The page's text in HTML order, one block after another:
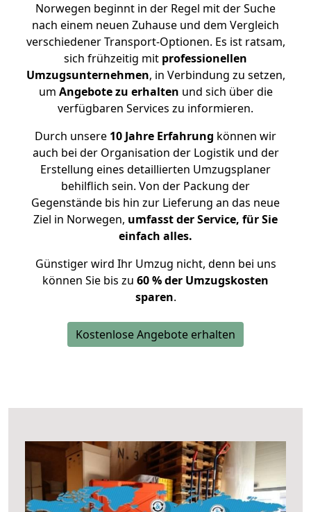
Norwegen beginnt in der Regel mit der Suche
nach einem neuen Zuhause und dem Vergleich
verschiedener Transport-Optionen. Es ist ratsam,
sich frühzeitig mit professionellen
Umzugsunternehmen, in Verbindung zu setzen,
um Angebote zu erhalten und sich über die
verfügbaren Services zu informieren.
Durch unsere 10 Jahre Erfahrung können wir
auch bei der Organisation der Logistik und der
Erstellung eines detaillierten Umzugsplaner
behilflich sein. Von der Packung der
Gegenstände bis hin zur Lieferung an das neue
Ziel in Norwegen, umfasst der Service, für Sie
einfach alles.
Günstiger wird Ihr Umzug nicht, denn bei uns
können Sie bis zu 60 % der Umzugskosten
sparen.
Kostenlose Angebote erhalten